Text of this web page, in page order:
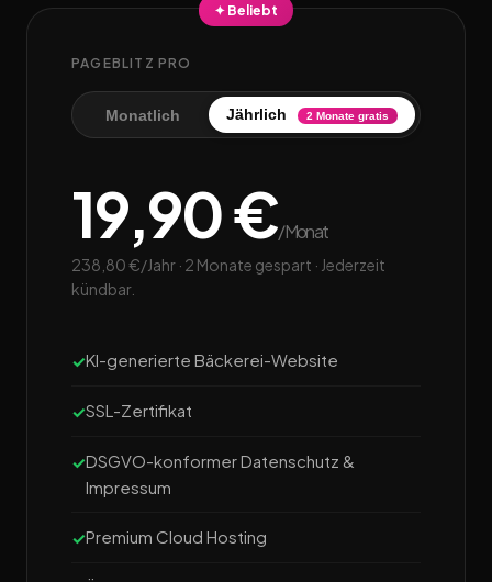
✦ Beliebt
PAGEBLITZ PRO
Monatlich Jährlich 2 Monate gratis
19,90 €/Monat
238,80 €/Jahr · 2 Monate gespart · Jederzeit
kündbar.
KI-generierte Bäckerei-Website
SSL-Zertifikat
DSGVO-konformer Datenschutz &
Impressum
Premium Cloud Hosting